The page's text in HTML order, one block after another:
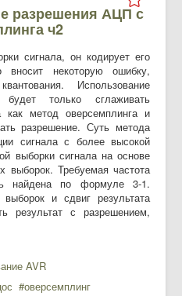
разрешения АЦП с
ч2
сигнала, он кодирует его
некоторую ошибку,
Использование
будет только сглаживать
как метод оверсемплинга и
разрешение. Суть метода
сигнала с более высокой
выборки сигнала на основе
выборок. Требуемая частота
найдена по формуле 3-1.
и сдвиг результата
результат с разрешением,
AVR
оверсемплинг